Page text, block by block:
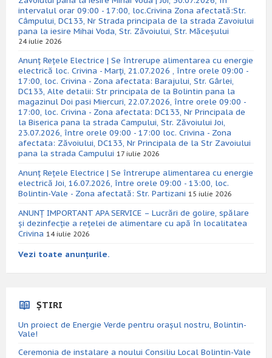
intervalul orar 09:00 - 17:00, loc.Crivina Zona afectată:Str.
Câmpului, DC133, Nr Strada principala de la strada Zavoiului
pana la iesire Mihai Voda, Str. Zăvoiului, Str. Măceșului
24 iulie 2026
Anunț Rețele Electrice | Se întrerupe alimentarea cu energie
electrică loc. Crivina - Marți, 21.07.2026 , între orele 09:00 -
17:00, loc. Crivina - Zona afectata: Barajului, Str. Gârlei,
DC133, Alte detalii: Str principala de la Bolintin pana la
magazinul Doi pasi Miercuri, 22.07.2026, între orele 09:00 -
17:00, loc. Crivina - Zona afectata: DC133, Nr Principala de
la Biserica pana la strada Campului, Str. Zăvoiului Joi,
23.07.2026, între orele 09:00 - 17:00 loc. Crivina - Zona
afectata: Zăvoiului, DC133, Nr Principala de la Str Zavoiului
pana la strada Campului 17 iulie 2026
Anunț Rețele Electrice | Se întrerupe alimentarea cu energie
electrică Joi, 16.07.2026, între orele 09:00 - 13:00, loc.
Bolintin-Vale - Zona afectată: Str. Partizani 15 iulie 2026
ANUNȚ IMPORTANT APA SERVICE – Lucrări de golire, spălare
și dezinfecție a rețelei de alimentare cu apă în localitatea
Crivina 14 iulie 2026
Vezi toate anunțurile.
ȘTIRI
Un proiect de Energie Verde pentru orașul nostru, Bolintin-
Vale!
Ceremonia de instalare a noului Consiliu Local Bolintin-Vale